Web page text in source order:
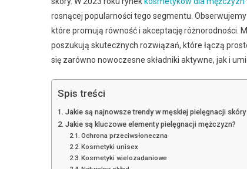
rosnącej popularności tego segmentu.
które promują równość i akceptację różnorodności.
poszukują skutecznych rozwiązań, które łączą
się zarówno nowoczesne składniki aktywne, jak i
Spis treści
Jakie są najnowsze trendy w męskiej pielęgnacji skóry
Jakie są kluczowe elementy pielęgnacji mężczyzn?
Ochrona przeciwsłoneczna
Kosmetyki unisex
Kosmetyki wielozadaniowe